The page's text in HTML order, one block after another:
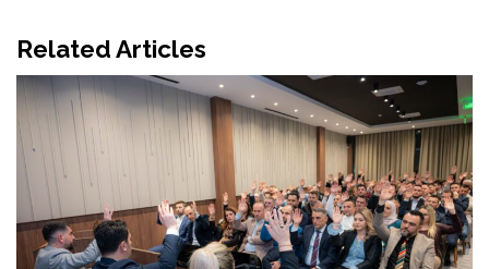
Related Articles